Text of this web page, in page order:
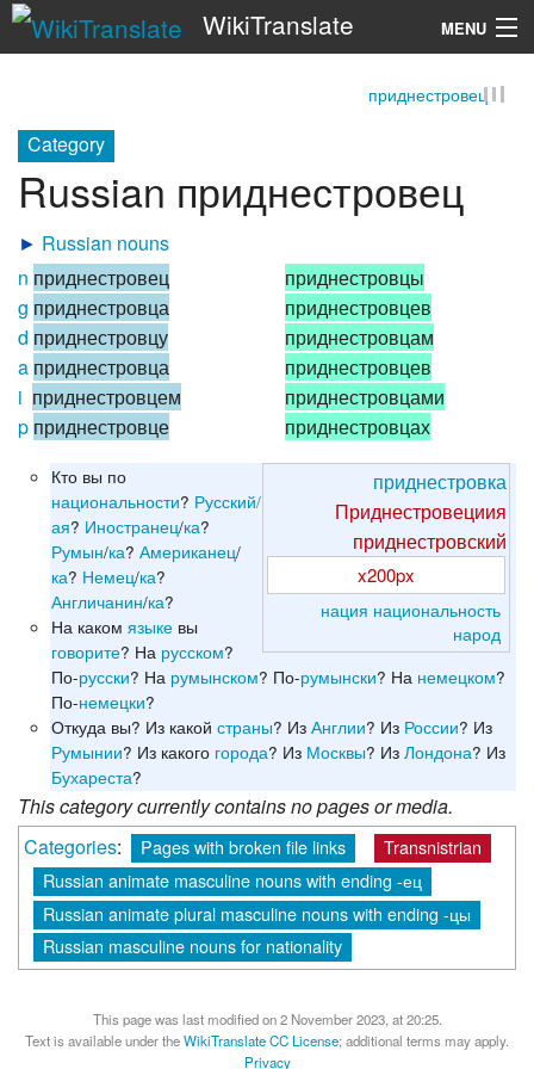
WikiTranslate MENU
приднестровец
Category
Russian приднестровец
► Russian nouns
n приднестровец
g приднестровца
d приднестровцу
a приднестровца
i приднестровцем
p приднестровце
приднестровцы
приднестровцев
приднестровцам
приднестровцев
приднестровцами
приднестровцах
приднестровка
Приднестровециия
приднестровский
x200px
нация национальность
народ
Кто вы по
национальности? Русский/
ая? Иностранец/ка?
Румын/ка?Американец/
ка? Немец/ка?
Англичанин/ка?
На какомязыке вы
говорите? На русском?
По-русски? На румынском? По-румынски? На немецком?
По-немецки?
Откуда вы? Из какойстраны? ИзАнглии? Из России? Из
Румынии? Из какого города? Из Москвы? ИзЛондона? Из
Бухареста?
This category currently contains no pages or media.
Categories: Pages with broken file links
Transnistrian
Russian animate masculine nouns with ending -ец
Russian animate plural masculine nouns with ending -цы
Russian masculine nouns for nationality
This page was last modified on 2 November 2023, at 20:25.
Text is available under theWikiTranslate CC License; additional terms may apply.
Privacy